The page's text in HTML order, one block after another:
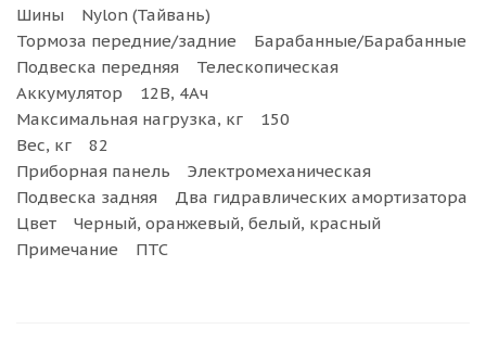
Шины Nylon (Тайвань)
Тормоза передние/задние Барабанные/Барабанные
Подвеска передняя Телескопическая
Аккумулятор 12В, 4Ач
Максимальная нагрузка, кг 150
Вес, кг 82
Приборная панель Электромеханическая
Подвеска задняя Два гидравлических амортизатора
Цвет Черный, оранжевый, белый, красный
Примечание ПТС